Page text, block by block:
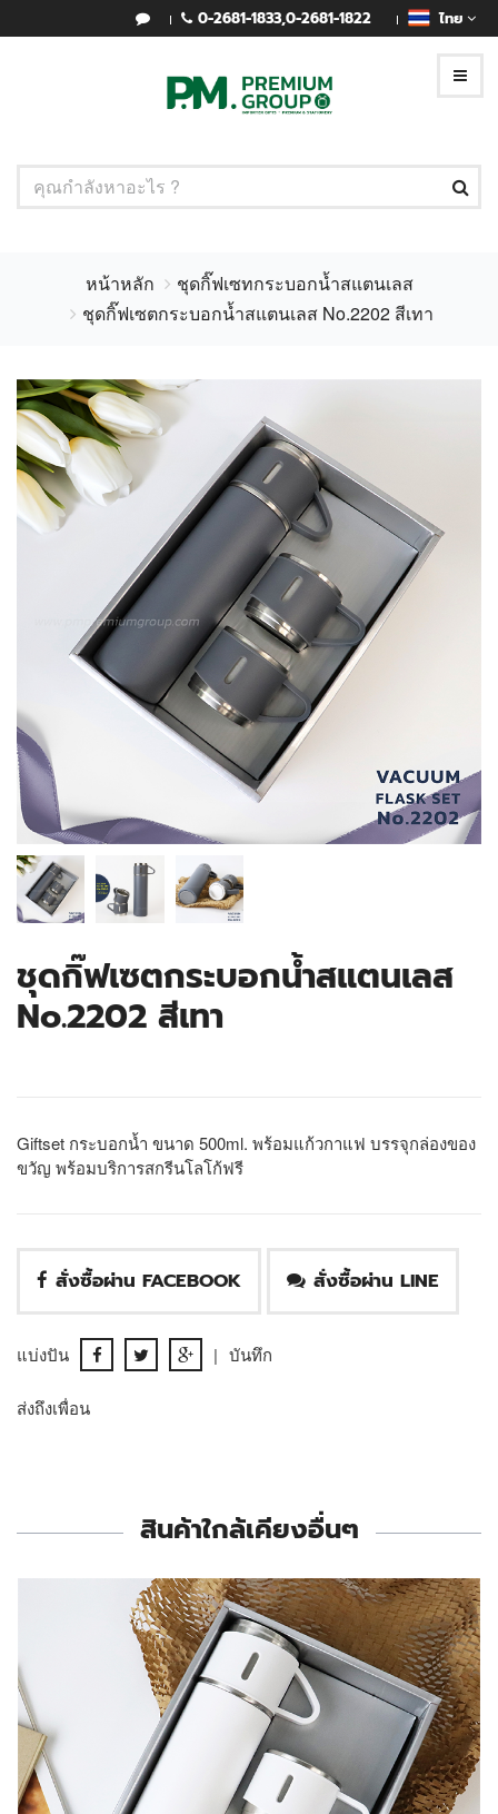
0-2681-1833,0-2681-1822 ไทย
หน้าหลัก
ชุดกิ๊ฟเซทกระบอกน้ำสแตนเลส
ชุดกิ๊ฟเซตกระบอกน้ำสแตนเลส No.2202 สีเทา
ชุดกิ๊ฟเซตกระบอกน้ำสแตนเลส
No.2202 สีเทา
Giftset กระบอกน้ำ ขนาด 500ml. พร้อมแก้วกาแฟ บรรจุกล่องของ
ขวัญ พร้อมบริการสกรีนโลโก้ฟรี
สั่งซื้อผ่าน FACEBOOK สั่งซื้อผ่าน LINE
แบ่งปัน | บันทึก
ส่งถึงเพื่อน
สินค้าใกล้เคียงอื่นๆ